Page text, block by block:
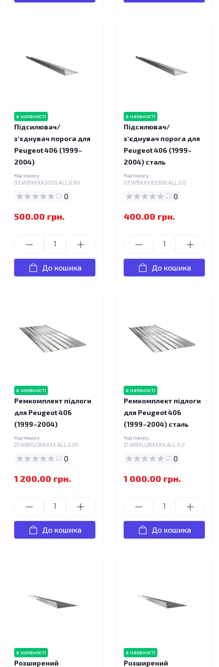
в наявності
Підсилювач/
зʼєднувач порога для
Peugeot 406 (1999–
2004)
Код товару:
03.WBXXXX2000.ALL.0.00
0
500.00 грн.
До кошика
в наявності
Підсилювач/
зʼєднувач порога для
Peugeot 406 (1999–
2004) сталь
Код товару:
03.WBXXXX2000.ALL.0.0
0
400.00 грн.
До кошика
в наявності
Ремкомплект підлоги
для Peugeot 406
(1999–2004)
Код товару:
21.WBFLORXXXX.ALL.0.00
0
1 200.00 грн.
До кошика
в наявності
Ремкомплект підлоги
для Peugeot 406
(1999–2004) сталь
Код товару:
21.WBFLORXXXX.ALL.0.0
0
1 000.00 грн.
До кошика
в наявності
Розширений
в наявності
Розширений